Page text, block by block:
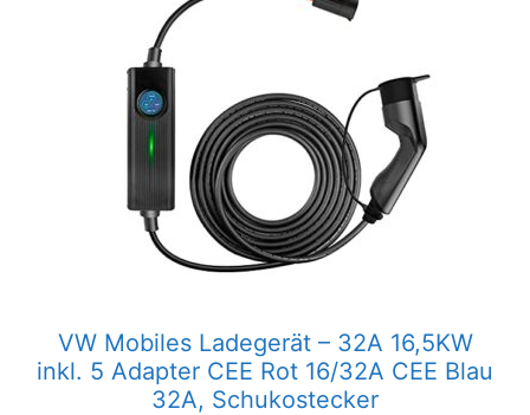
VW Mobiles Ladegerät – 32A 16,5KW
inkl. 5 Adapter CEE Rot 16/32A CEE Blau
32A, Schukostecker